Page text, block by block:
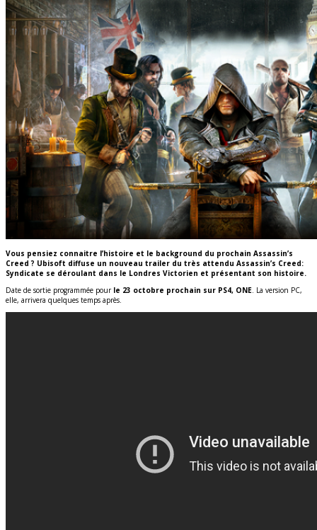
Vous pensiez connaitre l’histoire et le background du prochain Assassin’s
Creed ? Ubisoft diffuse un nouveau trailer du très attendu Assassin’s Creed:
Syndicate se déroulant dans le Londres Victorien et présentant son histoire.
Date de sortie programmée pour le 23 octobre prochain sur PS4, ONE. La version PC,
elle, arrivera quelques temps après.